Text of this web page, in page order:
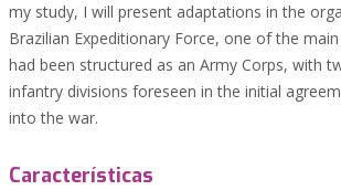
my study, I will present adaptations in the
Brazilian Expeditionary Force, one of the
had been structured as an Army Corps, with
infantry divisions foreseen in the initial
into the war.
Características